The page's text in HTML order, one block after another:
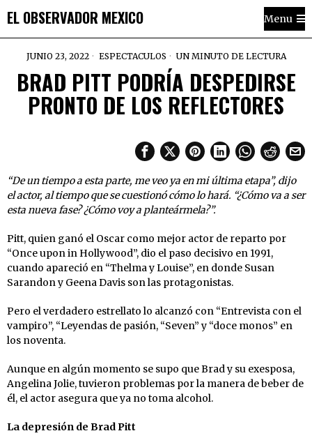
EL OBSERVADOR MEXICO Menu
JUNIO 23, 2022 ESPECTACULOS UN MINUTO DE LECTURA
BRAD PITT PODRÍA DESPEDIRSE
PRONTO DE LOS REFLECTORES
“De un tiempo a esta parte, me veo ya en mi última etapa”, dijo
el actor, al tiempo que se cuestionó cómo lo hará. “¿Cómo va a ser
esta nueva fase? ¿Cómo voy a planteármela?”.
Pitt, quien ganó el Oscar como mejor actor de reparto por
“Once upon in Hollywood”, dio el paso decisivo en 1991,
cuando apareció en “Thelma y Louise”, en donde Susan
Sarandon y Geena Davis son las protagonistas.
Pero el verdadero estrellato lo alcanzó con “Entrevista con el
vampiro”, “Leyendas de pasión, “Seven” y “doce monos” en
los noventa.
Aunque en algún momento se supo que Brad y su exesposa,
Angelina Jolie, tuvieron problemas por la manera de beber de
él, el actor asegura que ya no toma alcohol.
La depresión de Brad Pitt